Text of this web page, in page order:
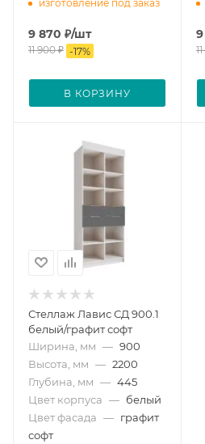
изготовление под заказ
9 870 ₽/шт
11 900₽ -17%
В КОРЗИНУ
9
Стеллаж Лавис СД 900.1
белый/графит софт
Ширина, мм — 900
Высота, мм — 2200
Глубина, мм — 445
Цвет корпуса — белый
Цвет фасада — графит
софт